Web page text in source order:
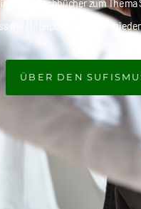
der Mittelpunkt der
ÜBER DEN